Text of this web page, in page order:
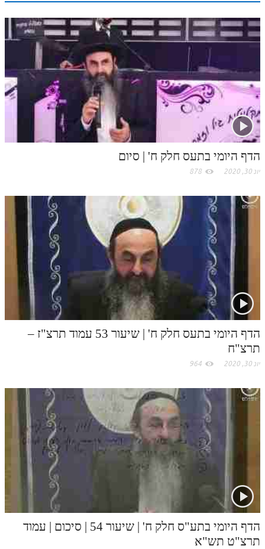
p
k
s
n
k
.
c
o
m
הדף היומי בתעס חלק ח' | סיום
יונ 30, 2020 878
הדף היומי בתעס חלק ח' | שיעור 53 עמוד תרצ"ז –
תרצ"ח
יונ 30, 2020 964
הדף היומי בתע"ס חלק ח' | שיעור 54 | סיכום | עמוד
תרצ"ט תש"א